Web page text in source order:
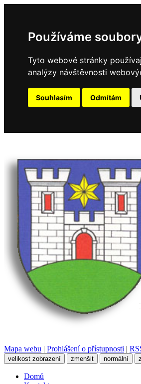
Používáme
Tyto webové stránky
analýzy návštěvnosti
Souhlasím Odmítám
Mapa webu | Prohlášení o přístupnosti |
velikost zobrazení zmenšit normální
Domů